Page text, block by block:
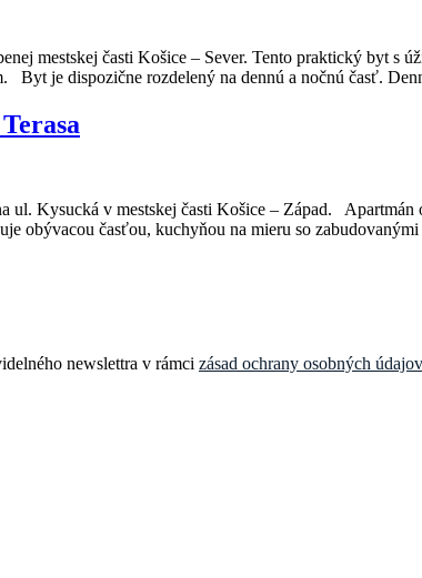
mestskej časti Košice – Sever. Tento praktický byt s
Byt je dispozične rozdelený na dennú a nočnú časť.
ul. Kysucká v mestskej časti Košice – Západ.
obývacou časťou, kuchyňou na mieru so
newslettra v rámci zásad ochrany osobných údajov